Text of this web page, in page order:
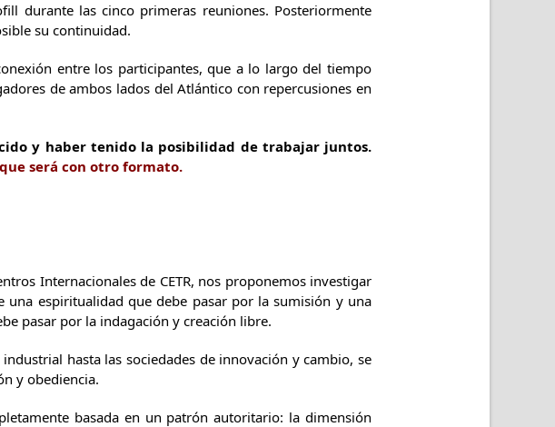
durante las cinco primeras reuniones. Posteriormente
su continuidad.
entre los participantes, que a lo largo del tiempo
de ambos lados del Atlántico con repercusiones en
y haber tenido la posibilidad de trabajar juntos.
será con otro formato.
Internacionales de CETR, nos proponemos investigar
espiritualidad que debe pasar por la sumisión y una
pasar por la indagación y creación libre.
hasta las sociedades de innovación y cambio, se
y obediencia.
basada en un patrón autoritario: la dimensión